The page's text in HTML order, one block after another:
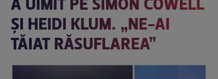
ȘI HEIDI KLUM. „NE-AI
TĂIAT RĂSUFLAREA”